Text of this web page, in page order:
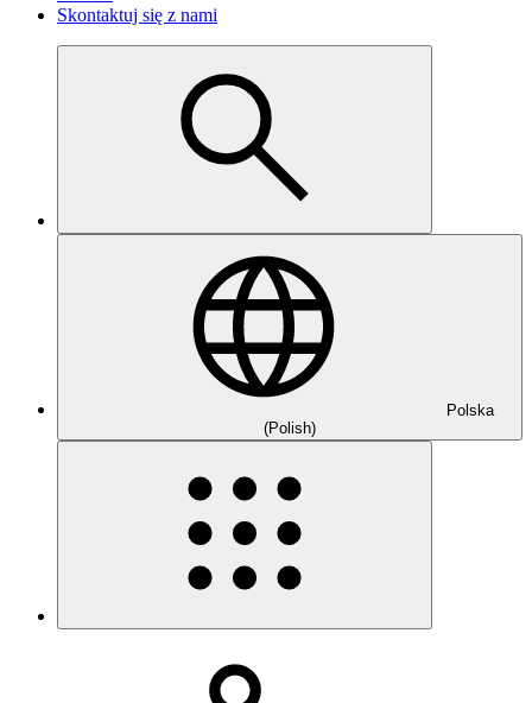
Skontaktuj się z nami
Polska
(Polish)